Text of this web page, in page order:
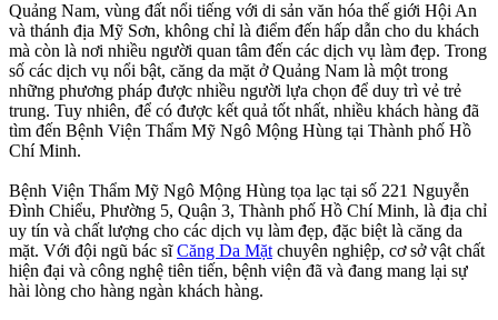
Quảng Nam, vùng đất nổi tiếng với di sản văn hóa thế giới Hội An
và thánh địa Mỹ Sơn, không chỉ là điểm đến hấp dẫn cho du khách
mà còn là nơi nhiều người quan tâm đến các dịch vụ làm đẹp. Trong
số các dịch vụ nổi bật, căng da mặt ở Quảng Nam là một trong
những phương pháp được nhiều người lựa chọn để duy trì vẻ trẻ
trung. Tuy nhiên, để có được kết quả tốt nhất, nhiều khách hàng đã
tìm đến Bệnh Viện Thẩm Mỹ Ngô Mộng Hùng tại Thành phố Hồ
Chí Minh.
Bệnh Viện Thẩm Mỹ Ngô Mộng Hùng tọa lạc tại số 221 Nguyễn
Đình Chiểu, Phường 5, Quận 3, Thành phố Hồ Chí Minh, là địa chỉ
uy tín và chất lượng cho các dịch vụ làm đẹp, đặc biệt là căng da
mặt. Với đội ngũ bác sĩCăng Da Mặt chuyên nghiệp, cơ sở vật chất
hiện đại và công nghệ tiên tiến, bệnh viện đã và đang mang lại sự
hài lòng cho hàng ngàn khách hàng.